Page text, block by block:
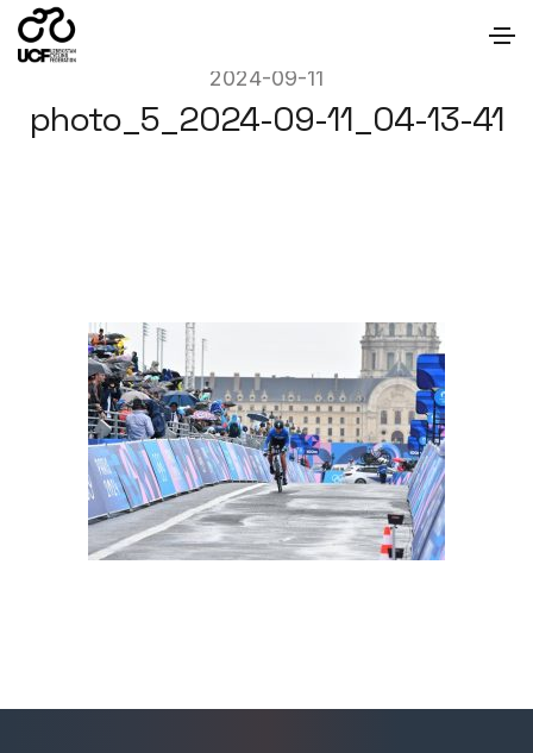
2024-09-11
photo_5_2024-09-11_04-13-41